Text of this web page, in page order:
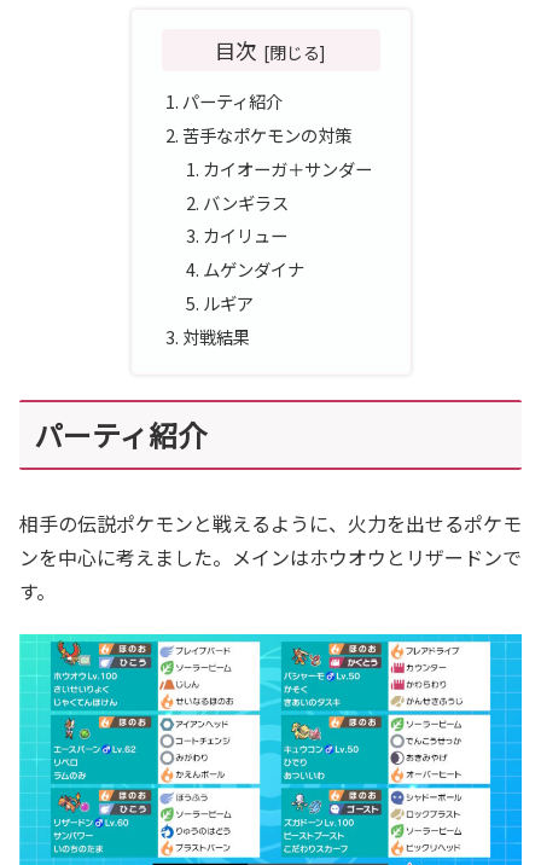
目次
パーティ紹介
苦手なポケモンの対策
カイオーガ＋サンダー
バンギラス
カイリュー
ムゲンダイナ
ルギア
対戦結果
パーティ紹介
相手の伝説ポケモンと戦えるように、火力を出せるポケモ
ンを中心に考えました。メインはホウオウとリザードンで
す。